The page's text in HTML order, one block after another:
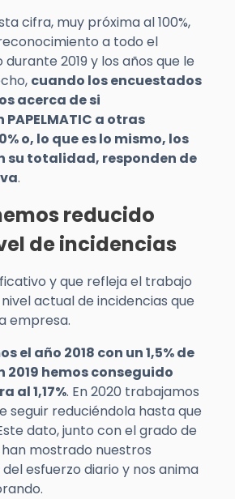
cifra, muy próxima al 100%,
a todo el
2019 y los años que le
cuando los encuestados
acerca de si
a otras
o, lo que es lo mismo, los
su totalidad, responden de
.
reducido
de incidencias
y que refleja el trabajo
actual de incidencias que
empresa.
el año 2018 con un 1,5% de
2019 hemos conseguido
al 1,17%. En 2020 trabajamos
seguir reduciéndola hasta que
dato, junto con el grado de
mostrado nuestros
esfuerzo diario y nos anima